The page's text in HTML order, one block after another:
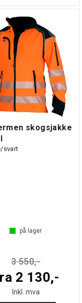
skogsjakke
svart
på lager
3 550,-
2 130,-
Inkl. mva